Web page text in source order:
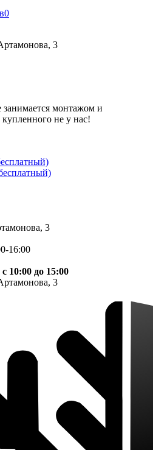
0
3
монтажом и
не у нас!
3
16:00
с 10:00 до 15:00
3